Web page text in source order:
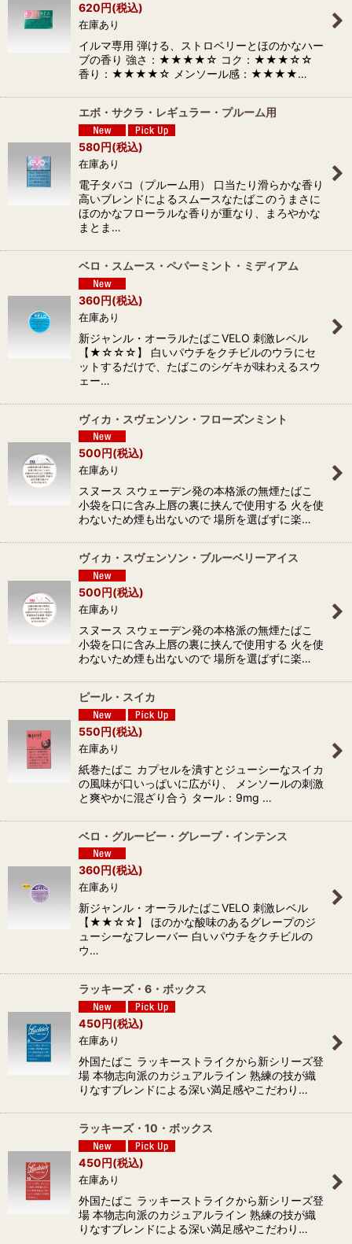
620円(税込)
在庫あり
イルマ専用 弾ける、ストロベリーとほのかなハー
ブの香り 強さ：★★★★☆ コク：★★★☆☆
香り：★★★★☆ メンソール感：★★★★…
エボ・サクラ・レギュラー・プルーム用
580円(税込)
在庫あり
電子タバコ（プルーム用） 口当たり滑らかな香り
高いブレンドによるスムースなたばこのうまさに
ほのかなフローラルな香りが重なり、まろやかな
まとま…
ベロ・スムース・ペパーミント・ミディアム
360円(税込)
在庫あり
新ジャンル・オーラルたばこVELO 刺激レベル
【★☆☆☆】 白いパウチをクチビルのウラにセ
ットするだけで、たばこのシゲキが味わえるスウ
ェー…
ヴィカ・スヴェンソン・フローズンミント
500 円(税込)
在庫あり
スヌース スウェーデン発の本格派の無煙たばこ
小袋を口に含み上唇の裏に挟んで使用する 火を使
わないため煙も出ないので 場所を選ばずに楽…
ヴィカ・スヴェンソン・ブルーベリーアイス
500円(税込)
在庫あり
スヌース スウェーデン発の本格派の無煙たばこ
小袋を口に含み上唇の裏に挟んで使用する 火を使
わないため煙も出ないので 場所を選ばずに楽…
ピール・スイカ
550円(税込)
在庫あり
紙巻たばこ カプセルを潰すとジューシーなスイカ
の風味が口いっぱいに広がり、 メンソールの刺激
と爽やかに混ざり合う タール：9mg …
ベロ・グルービー・グレープ・インテンス
360 円(税込)
在庫あり
新ジャンル・オーラルたばこVELO 刺激レベル
【★★☆☆】 ほのかな酸味のあるグレープのジ
ューシーなフレーバー 白いパウチをクチビルの
ウ…
ラッキーズ・6・ボックス
450円(税込)
在庫あり
外国たばこ ラッキーストライクから新シリーズ登
場 本物志向派のカジュアルライン 熟練の技が織
りなすブレンドによる深い満足感やこだわり…
ラッキーズ・10・ボックス
450円(税込)
在庫あり
外国たばこ ラッキーストライクから新シリーズ登
場 本物志向派のカジュアルライン 熟練の技が織
りなすブレンドによる深い満足感やこだわり…